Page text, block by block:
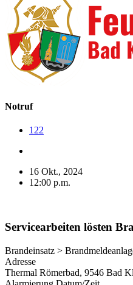
Notruf
122
16 Okt., 2024
12:00 p.m.
Servicearbeiten lösten
Brandeinsatz >
Adresse
Thermal Römerbad, 9546 Bad